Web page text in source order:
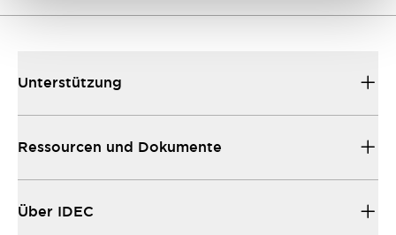
Unterstützung
Ressourcen und Dokumente
Über IDEC